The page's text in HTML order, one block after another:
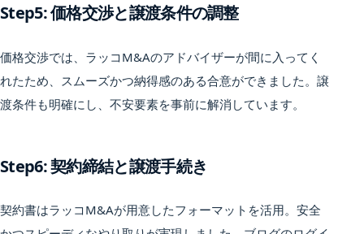
Step5: 価格交渉と譲渡条件の調整
価格交渉では、ラッコM&Aのアドバイザーが間に入ってく
れたため、スムーズかつ納得感のある合意ができました。譲
渡条件も明確にし、不安要素を事前に解消しています。
Step6: 契約締結と譲渡手続き
契約書はラッコM&Aが用意したフォーマットを活用。安全